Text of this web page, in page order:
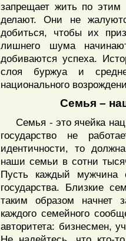
запрещает жить по
делают. Они не
добиться, чтобы их
лишнего шума
добиваются успеха.
слоя буржуа и
национального
Семья –
Семья - это ячейка
государство не
идентичности, то
наши семьи в сотни
Пусть каждый мужчина
государства. Близкие
таким образом начнет
каждого семейного
авторитета: бизнесмен,